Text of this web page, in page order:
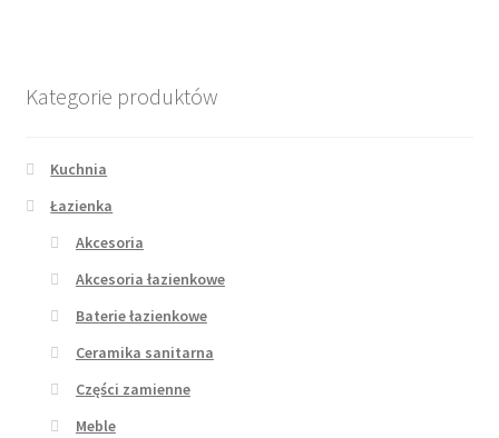
Kategorie produktów
Kuchnia
Łazienka
Akcesoria
Akcesoria łazienkowe
Baterie łazienkowe
Ceramika sanitarna
Części zamienne
Meble